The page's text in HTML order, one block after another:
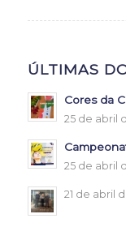
ÚLTIMAS
Cores da
25 de abril
25 de abril
21 de abril